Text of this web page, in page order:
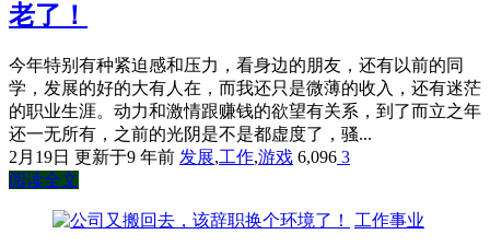
老了！
今年特别有种紧迫感和压力，看身边的朋友，还有以前的同
学，发展的好的大有人在，而我还只是微薄的收入，还有迷茫
的职业生涯。动力和激情跟赚钱的欲望有关系，到了而立之年
还一无所有，之前的光阴是不是都虚度了，骚...
2月19日 更新于9 年前 发展,工作,游戏 6,096 3
阅读全文
工作事业